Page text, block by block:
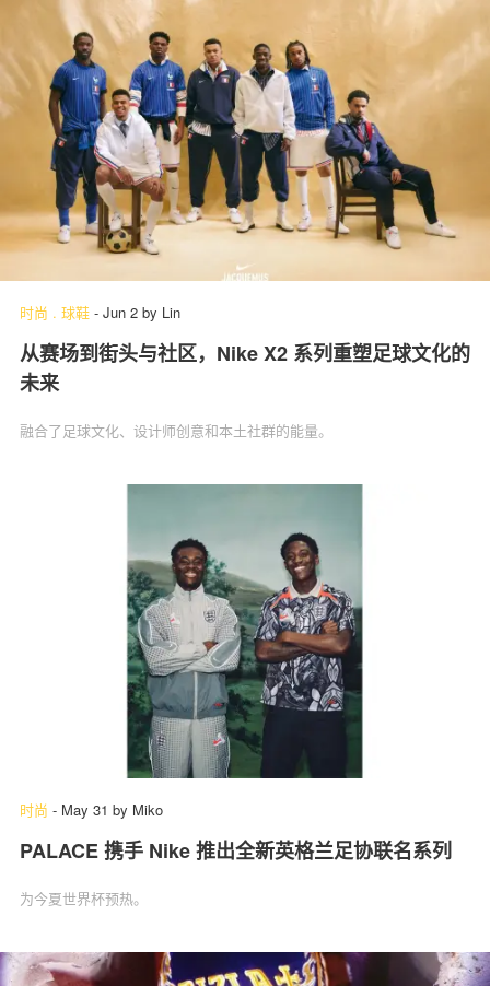
时尚 . 球鞋 - Jun 2 by Lin
从赛场到街头与社区，Nike X2 系列重塑足球文化的
未来
融合了足球文化、设计师创意和本土社群的能量。
时尚 - May 31 by Miko
PALACE 携手 Nike 推出全新英格兰足协联名系列
为今夏世界杯预热。